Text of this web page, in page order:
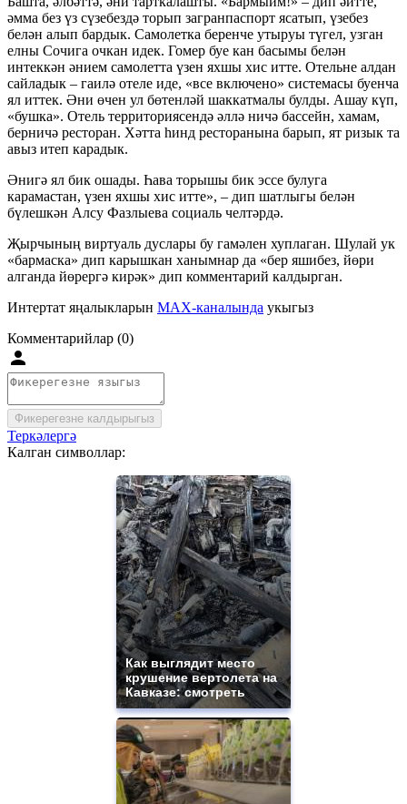
әмма без үз сүзебездә торып загранпаспорт ясатып, үзебез
белән алып бардык. Самолетка беренче утыруы түгел, узган
елны Сочига очкан идек. Гомер буе кан басымы белән
интеккән әнием самолетта үзен яхшы хис итте. Отельне алдан
сайладык – гаилә отеле иде, «все включено» системасы буенча
ял иттек. Әни өчен ул бөтенләй шаккатмалы булды. Ашау күп,
«бушка». Отель территориясендә әллә ничә бассейн, хамам,
берничә ресторан. Хәтта һинд ресторанына барып, ят ризык та
авыз итеп карадык.
Әнигә ял бик ошады. Һава торышы бик эссе булуга
карамастан, үзен яхшы хис итте», – дип шатлыгы белән
бүлешкән Алсу Фазлыева социаль челтәрдә.
Җырчының виртуаль дуслары бу гамәлен хуплаган. Шулай ук
«бармаска» дип карышкан ханымнар да «бер яшибез, йөри
алганда йөрергә кирәк» дип комментарий калдырган.
Интертат яңалыкларын MAX-каналында укыгыз
Комментарийлар (0)
Фикерегезне калдырыгыз
Теркәлергә
Калган символлар:
Как выглядит место
крушение вертолета на
Кавказе: смотреть